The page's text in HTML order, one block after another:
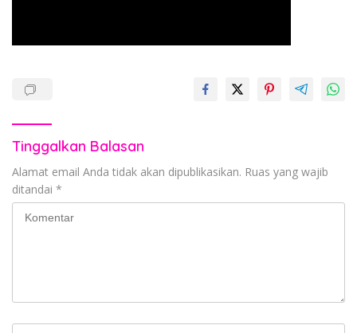
Tinggalkan Balasan
Alamat email Anda tidak akan dipublikasikan. Ruas yang wajib
ditandai *